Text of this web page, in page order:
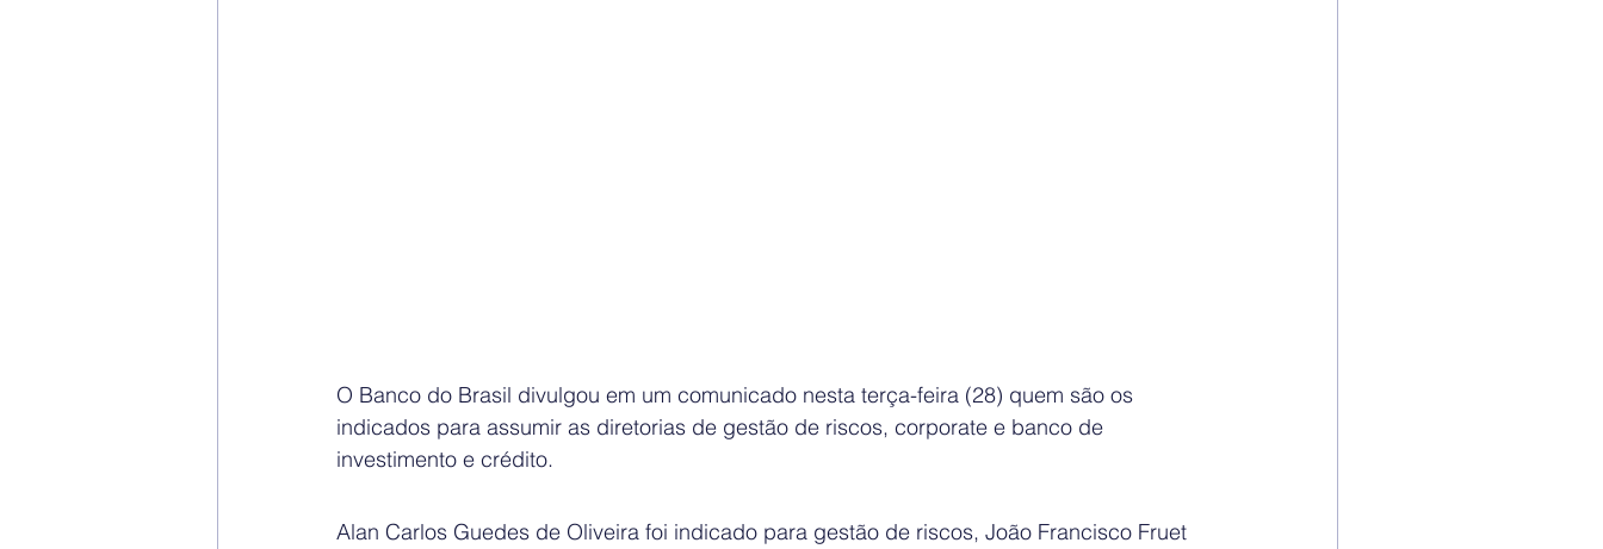
O Banco do Brasil divulgou em um comunicado nesta terça-feira (28) quem são os
indicados para assumir as diretorias de gestão de riscos, corporate e banco de
investimento e crédito.
Alan Carlos Guedes de Oliveira foi indicado para gestão de riscos, João Francisco Fruet